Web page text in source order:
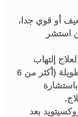
أو قوي جدا،
استشر
إلتهاب
المفاصل الروماتويدي لفترة طويلة (أكثر من 6
بعد